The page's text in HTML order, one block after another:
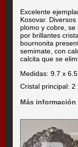
Excelente
Kosovar.
plomo y cobre,
por brillantes
bournonita
semimate, con
calcita que se
Medidas: 9.7 x 6.5
Cristal principal: 2
Más información